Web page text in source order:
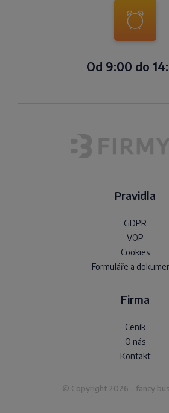
Od 9:00 do
Pravidla
GDPR
VOP
Cookies
Formuláře a
Firma
Ceník
O nás
Kontakt
© Copyright 2026 - fancy